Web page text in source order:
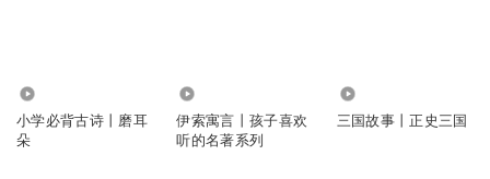
小学必背古诗丨磨耳
朵
伊索寓言丨孩子喜欢
听的名著系列
三国故事丨正史三国